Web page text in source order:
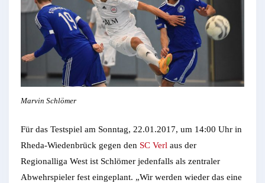
Marvin Schlömer
Für das Testspiel am Sonntag, 22.01.2017, um 14:00 Uhr in
Rheda-Wiedenbrück gegen den SC Verl aus der
Regionalliga West ist Schlömer jedenfalls als zentraler
Abwehrspieler fest eingeplant. „Wir werden wieder das eine